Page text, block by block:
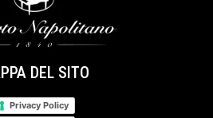
DEL SITO
Privacy Policy